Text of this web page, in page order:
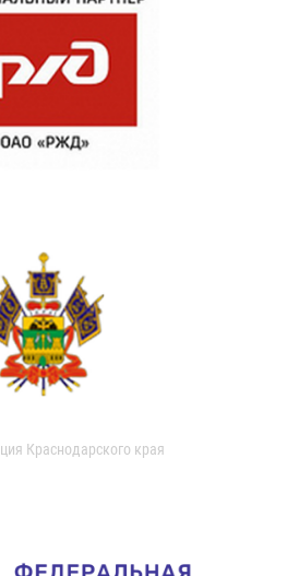
Краснодарского края